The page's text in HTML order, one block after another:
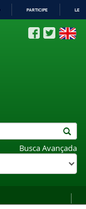
PARTICIPE
Busca Avançada